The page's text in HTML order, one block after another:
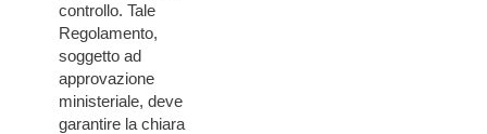
controllo. Tale
Regolamento,
soggetto ad
approvazione
ministeriale, deve
garantire la chiara